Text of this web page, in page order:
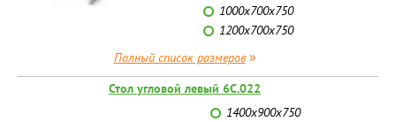
1000х700х750
1200х700х750
Полный список размеров»
Стол угловой левый 6С.022
1400х900х750